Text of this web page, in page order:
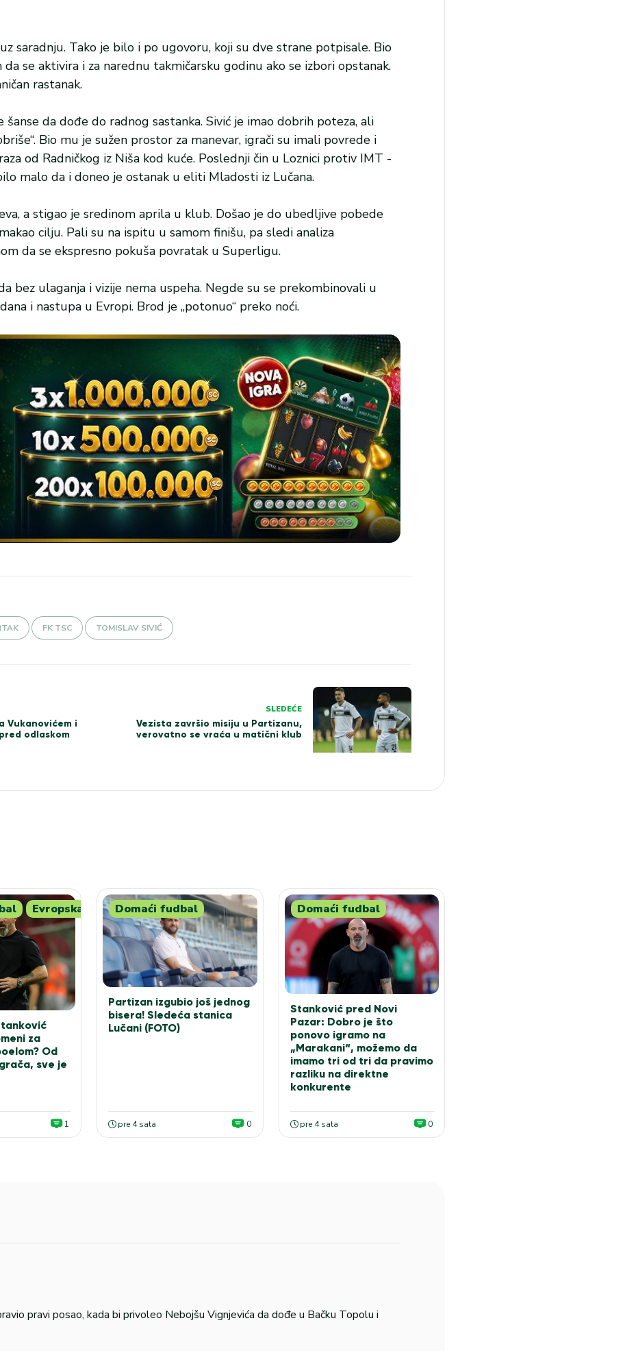
saradnju. Tako je bilo i po ugovoru, koji su dve strane potpisale. Bio
se aktivira i za narednu takmičarsku godinu ako se izbori opstanak.
rastanak.
da dođe do radnog sastanka. Sivić je imao dobrih poteza, ali
Bio mu je sužen prostor za manevar, igrači su imali povrede i
od Radničkog iz Niša kod kuće. Poslednji čin u Loznici protiv IMT -
malo da i doneo je ostanak u eliti Mladosti iz Lučana.
a stigao je sredinom aprila u klub. Došao je do ubedljive pobede
cilju. Pali su na ispitu u samom finišu, pa sledi analiza
da se ekspresno pokuša povratak u Superligu.
bez ulaganja i vizije nema uspeha. Negde su se prekombinovali u
i nastupa u Evropi. Brod je „potonuo“ preko noći.
FK TSC TOMISLAV SIVIĆ
Vukanovićem i
odlaskom
SLEDEĆE
Vezista završio misiju u Partizanu,
verovatno se vraća u matični klub
Evropska
za
Od
sve je
1
Domaći fudbal
Partizan izgubio još jednog
bisera! Sledeća stanica
Lučani (FOTO)
pre 4 sata 0
Domaći fudbal
Stanković pred Novi
Pazar: Dobro je što
ponovo igramo na
„Marakani“, možemo da
imamo tri od tri da pravimo
razliku na direktne
konkurente
pre 4 sata 0
pravi posao, kada bi privoleo Nebojšu Vignjevića da dođe u Bačku Topolu i